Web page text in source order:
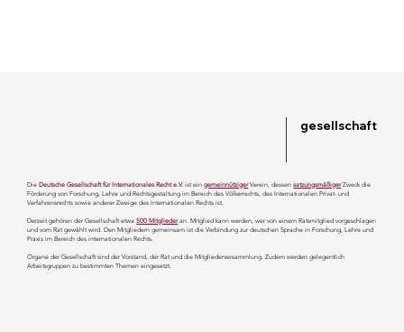
Die Deutsche Gesellschaft für Internationales Recht e.V.ist eingemeinnütziger Verein, dessensatzungsmäßigerZweck die
Förderung von Forschung, Lehre und Rechtsgestaltung im Bereich des Völkerrechts, des Internationalen Privat- und
Verfahrensrechts sowie anderer Zweige des internationalen Rechts ist.
Derzeit gehören der Gesellschaft etwa500 Mitglieder an. Mitglied kann werden, wer von einem Ratsmitglied vorgeschlagen
und vom Rat gewählt wird. Den Mitgliedern gemeinsam ist die Verbindung zur deutschen Sprache in Forschung, Lehre und
Praxis im Bereich des internationalen Rechts.
Organe der Gesellschaft sind der Vorstand, der Rat und die Mitgliederversammlung. Zudem werden gelegentlich
Arbeitsgruppen zu bestimmten Themen eingesetzt.
gesellschaft